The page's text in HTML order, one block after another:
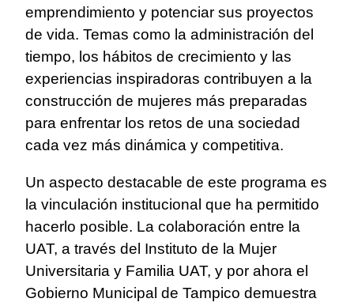
emprendimiento y potenciar sus proyectos
de vida. Temas como la administración del
tiempo, los hábitos de crecimiento y las
experiencias inspiradoras contribuyen a la
construcción de mujeres más preparadas
para enfrentar los retos de una sociedad
cada vez más dinámica y competitiva.
Un aspecto destacable de este programa es
la vinculación institucional que ha permitido
hacerlo posible. La colaboración entre la
UAT, a través del Instituto de la Mujer
Universitaria y Familia UAT, y por ahora el
Gobierno Municipal de Tampico demuestra